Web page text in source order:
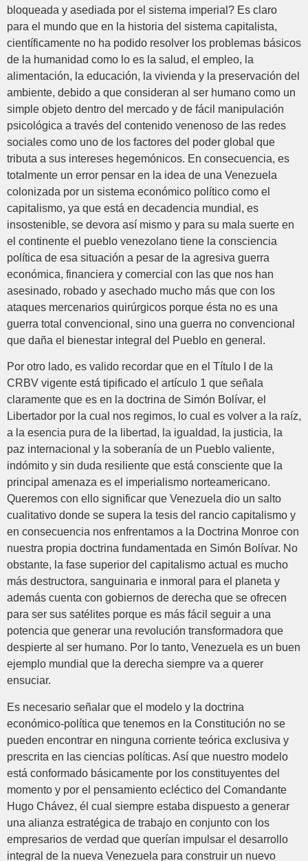
bloqueada y asediada por el sistema imperial? Es claro
para el mundo que en la historia del sistema capitalista,
científicamente no ha podido resolver los problemas básicos
de la humanidad como lo es la salud, el empleo, la
alimentación, la educación, la vivienda y la preservación del
ambiente, debido a que consideran al ser humano como un
simple objeto dentro del mercado y de fácil manipulación
psicológica a través del contenido venenoso de las redes
sociales como uno de los factores del poder global que
tributa a sus intereses hegemónicos. En consecuencia, es
totalmente un error pensar en la idea de una Venezuela
colonizada por un sistema económico político como el
capitalismo, ya que está en decadencia mundial, es
insostenible, se devora así mismo y para su mala suerte en
el continente el pueblo venezolano tiene la consciencia
política de esa situación a pesar de la agresiva guerra
económica, financiera y comercial con las que nos han
asesinado, robado y asechado mucho más que con los
ataques mercenarios quirúrgicos porque ésta no es una
guerra total convencional, sino una guerra no convencional
que daña el bienestar integral del Pueblo en general.
Por otro lado, es valido recordar que en el Título I de la
CRBV vigente está tipificado el artículo 1 que señala
claramente que es en la doctrina de Simón Bolívar, el
Libertador por la cual nos regimos, lo cual es volver a la raíz,
a la esencia pura de la libertad, la igualdad, la justicia, la
paz internacional y la soberanía de un Pueblo valiente,
indómito y sin duda resiliente que está consciente que la
principal amenaza es el imperialismo norteamericano.
Queremos con ello significar que Venezuela dio un salto
cualitativo donde se supera la tesis del rancio capitalismo y
en consecuencia nos enfrentamos a la Doctrina Monroe con
nuestra propia doctrina fundamentada en Simón Bolívar. No
obstante, la fase superior del capitalismo actual es mucho
más destructora, sanguinaria e inmoral para el planeta y
además cuenta con gobiernos de derecha que se ofrecen
para ser sus satélites porque es más fácil seguir a una
potencia que generar una revolución transformadora que
despierte al ser humano. Por lo tanto, Venezuela es un buen
ejemplo mundial que la derecha siempre va a querer
ensuciar.
Es necesario señalar que el modelo y la doctrina
económico-política que tenemos en la Constitución no se
pueden encontrar en ninguna corriente teórica exclusiva y
prescrita en las ciencias políticas. Así que nuestro modelo
está conformado básicamente por los constituyentes del
momento y por el pensamiento ecléctico del Comandante
Hugo Chávez, él cual siempre estaba dispuesto a generar
una alianza estratégica de trabajo en conjunto con los
empresarios de verdad que querían impulsar el desarrollo
integral de la nueva Venezuela para construir un nuevo